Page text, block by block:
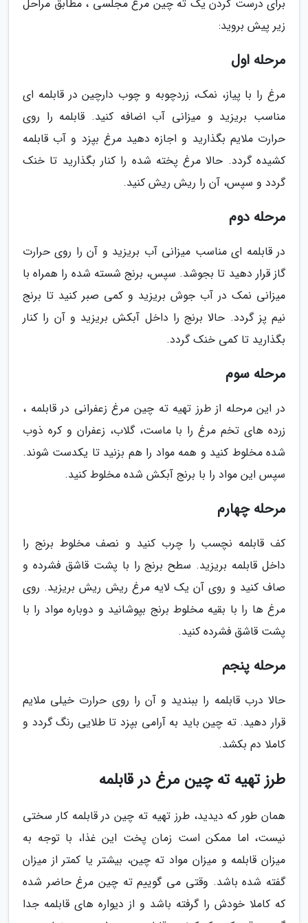
برای درست کردن یک ته چین مرغ مجلسی ، مطابق مراحل
زیر پیش بروید:
مرحله اول
مرغ را با پیاز، نمک، زردچوبه و چوب دارچین در قابلمه ای
مناسب بریزید و میزانی آب اضافه کنید. قابلمه را روی
حرارت ملایم بگذارید و اجازه دهید مرغ بپزد و آب قابلمه
کشیده گردد. حالا مرغ پخته شده را کنار بگذارید تا خنک
گردد و سپس، آن را ریش ریش کنید.
مرحله دوم
در قابلمه ای مناسب میزانی آب بریزید و آن را روی حرارت
گاز قرار دهید تا بجوشد. سپس، برنج شسته شده را همراه با
میزانی نمک در آب جوش بریزید و کمی صبر کنید تا برنج
نیم پز گردد. حالا برنج را داخل آبکش بریزید و آن را کنار
بگذارید تا کمی خنک گردد.
مرحله سوم
در این مرحله از طرز تهیه ته چین مرغ زعفرانی در قابلمه ،
زرده های تخم مرغ را با ماست، گلاب، زعفران و کره ذوب
شده مخلوط کنید و همه مواد را هم بزنید تا یکدست شوند.
سپس این مواد را با برنج آبکش شده مخلوط کنید.
مرحله چهارم
کف قابلمه نچسب را چرب کنید و نصف مخلوط برنج را
داخل قابلمه بریزید. سطح برنج را با پشت قاشق فشرده و
صاف کنید و روی آن یک لایه مرغ ریش ریش بریزید. روی
مرغ ها را با بقیه مخلوط برنج بپوشانید و دوباره مواد را با
پشت قاشق فشرده کنید.
مرحله پنجم
حالا درب قابلمه را ببندید و آن را روی حرارت خیلی ملایم
قرار دهید. ته چین باید به آرامی بپزد تا طلایی رنگ گردد و
کاملا دم بکشد.
طرز تهیه ته چین مرغ در قابلمه
همان طور که دیدید، طرز تهیه ته چین در قابلمه کار سختی
نیست، اما ممکن است زمان پخت این غذا، با توجه به
میزان قابلمه و میزان مواد ته چین، بیشتر یا کمتر از میزان
گفته شده باشد. وقتی می گوییم ته چین مرغ حاضر شده
که کاملا خودش را گرفته باشد و از دیواره های قابلمه جدا